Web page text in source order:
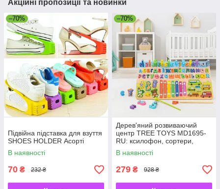
Акційні пропозиції та новинки
–70%
Підвійна підставка для взуття
SHOES HOLDER Асорті
В наявності
70 ₴ 232 ₴
–70%
Дерев'яний розвиваючий
центр TREE TOYS MD1695-
RU: ксилофон, сортери,
рибальство, 10 рибок
В наявності
279 ₴ 928 ₴